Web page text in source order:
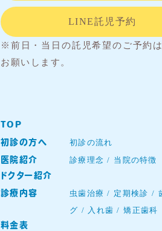
LINE託児予約
※前日・当日の託児希望のご予約
お願いします。
TOP
初診の方へ
初診の流れ
医院紹介
診療理念
当院の特徴
ドクター紹介
診療内容
虫歯治療 定期検診
グ
入れ歯
矯正歯科
料金表